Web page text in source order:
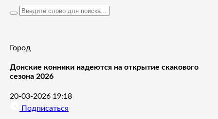
Город
Донские конники надеются на открытие скакового
сезона 2026
20-03-2026 19:18
Подписаться